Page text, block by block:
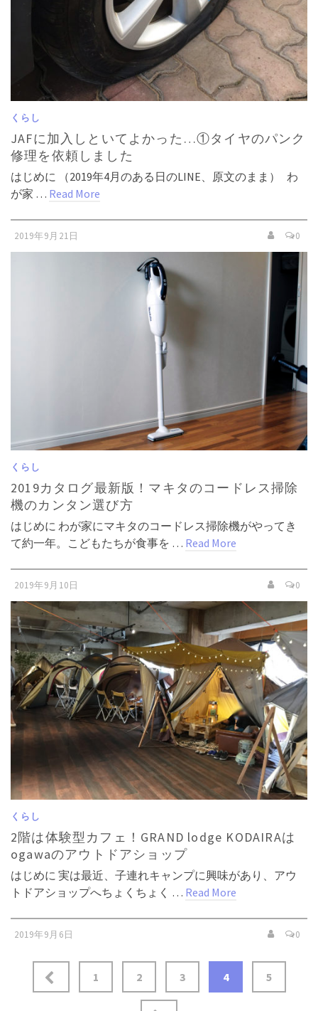
くらし
JAFに加入しといてよかった…①タイヤのパンク
修理を依頼しました
はじめに （2019年4月のある日のLINE、原文のまま） わ
が家 … Read More
2019年9月21日 0
くらし
2019カタログ最新版！マキタのコードレス掃除
機のカンタン選び方
はじめに わが家にマキタのコードレス掃除機がやってき
て約一年。こどもたちが食事を … Read More
2019年9月10日 0
くらし
2階は体験型カフェ！GRAND lodge KODAIRAは
ogawaのアウトドアショップ
はじめに 実は最近、子連れキャンプに興味があり、アウ
トドアショップへちょくちょく … Read More
2019年9月6日 0
1 2 3 4 5